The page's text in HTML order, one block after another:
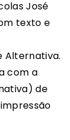
José
texto e
Alternativa.
com a
de